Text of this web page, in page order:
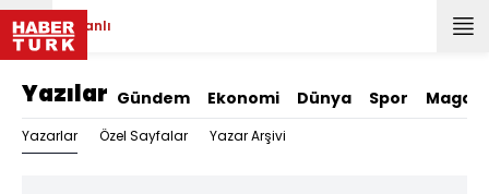
Canlı
Yazılar Gündem Ekonomi Dünya Spor
Yazarlar Özel Sayfalar Yazar Arşivi